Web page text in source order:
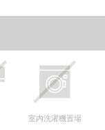
室内洗濯機置場